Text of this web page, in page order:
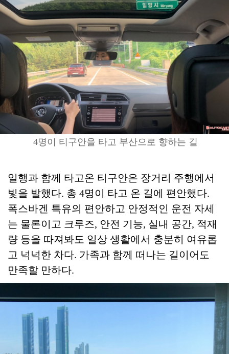
4명이 티구안을 타고 부산으로 향하는 길
일행과 함께 타고온 티구안은 장거리 주행에서
빛을 발했다. 총 4명이 타고 온 길에 편안했다.
폭스바겐 특유의 편안하고 안정적인 운전 자세
는 물론이고 크루즈, 안전 기능, 실내 공간, 적재
량 등을 따져봐도 일상 생활에서 충분히 여유롭
고 넉넉한 차다. 가족과 함께 떠나는 길이어도
만족할 만하다.